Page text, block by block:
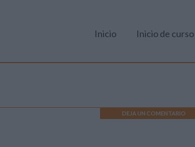
Inicio Inicio de curso
DEJA UN COMENTARIO